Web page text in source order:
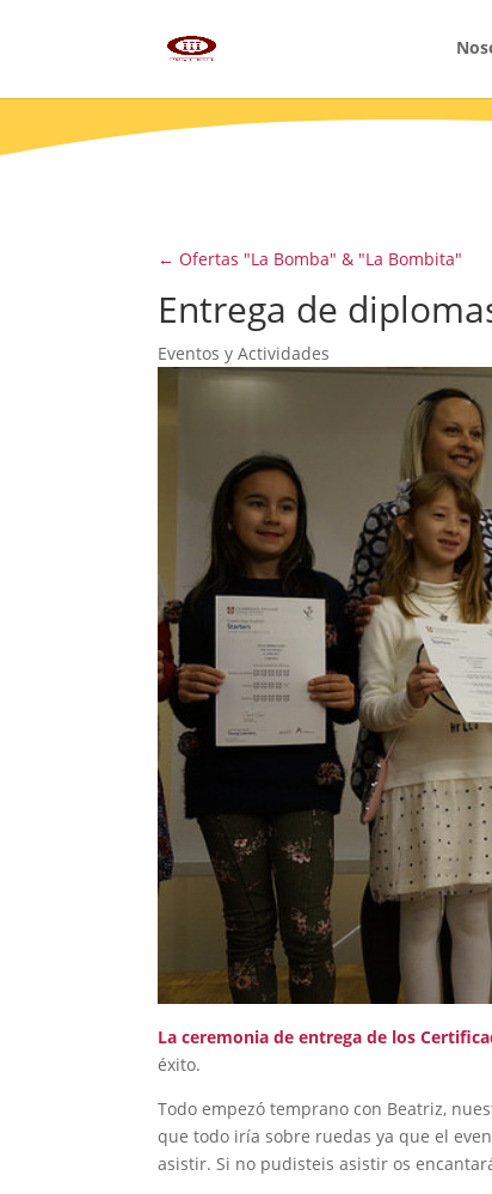
← Ofertas "La Bomba" & "La Bombita"
Entrega de
Eventos y Actividades
La ceremonia de entrega de los
éxito.
Todo empezó temprano con Beatriz,
que todo iría sobre ruedas ya que el
asistir. Si no pudisteis asistir os